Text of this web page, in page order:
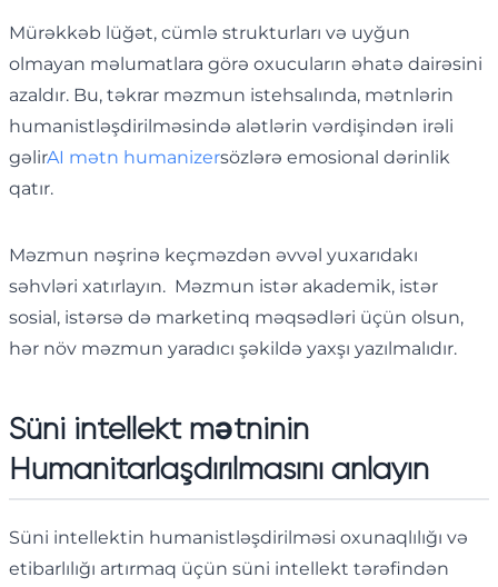
Mürəkkəb lüğət, cümlə strukturları və uyğun
olmayan məlumatlara görə oxucuların əhatə dairəsini
azaldır. Bu, təkrar məzmun istehsalında, mətnlərin
humanistləşdirilməsində alətlərin vərdişindən irəli
gəlirAI mətn humanizersözlərə emosional dərinlik
qatır.
Məzmun nəşrinə keçməzdən əvvəl yuxarıdakı
səhvləri xatırlayın. Məzmun istər akademik, istər
sosial, istərsə də marketinq məqsədləri üçün olsun,
hər növ məzmun yaradıcı şəkildə yaxşı yazılmalıdır.
Süni intellekt mətninin
Humanitarlaşdırılmasını anlayın
Süni intellektin humanistləşdirilməsi oxunaqlılığı və
etibarlılığı artırmaq üçün süni intellekt tərəfindən